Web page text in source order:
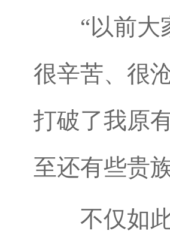
“以前大家
很辛苦、很
打破了我原
至还有些贵
不仅如此